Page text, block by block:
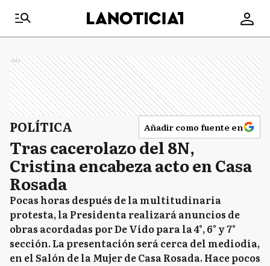
Ads
POLÍTICA Añadir como fuente en
Tras cacerolazo del 8N,
Cristina encabeza acto en Casa
Rosada
Pocas horas después de la multitudinaria
protesta, la Presidenta realizará anuncios de
obras acordadas por De Vido para la 4°, 6° y 7°
sección. La presentación será cerca del mediodía,
en el Salón de la Mujer de Casa Rosada. Hace pocos